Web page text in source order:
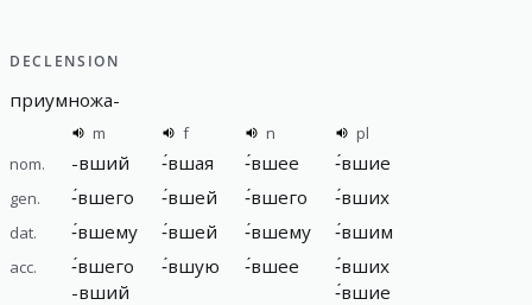
DECLENSION
приумножа-
m f n
pl
nom.
-вший -́вшая -́вшее -́вшие
gen. -́вшего -́вшей -́вшего -́вших
dat. -́вшему -́вшей -́вшему -́вшим
acc. -́вшего
-вший
-́вшую -́вшее -́вших
-́вшие